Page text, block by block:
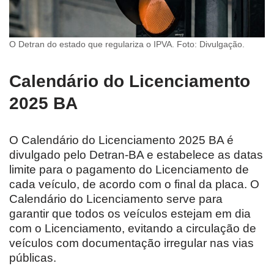
O Detran do estado que regulariza o IPVA. Foto: Divulgação.
Calendário do Licenciamento
2025 BA
O Calendário do Licenciamento 2025 BA é
divulgado pelo Detran-BA e estabelece as datas
limite para o pagamento do Licenciamento de
cada veículo, de acordo com o final da placa. O
Calendário do Licenciamento serve para
garantir que todos os veículos estejam em dia
com o Licenciamento, evitando a circulação de
veículos com documentação irregular nas vias
públicas.